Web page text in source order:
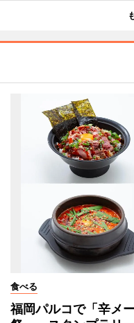
食べる
福岡パルコで「辛メ